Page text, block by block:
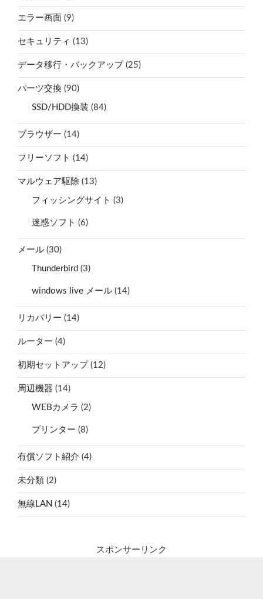
エラー画面 (9)
セキュリティ (13)
データ移行・バックアップ (25)
パーツ交換 (90)
SSD/HDD換装 (84)
ブラウザー (14)
フリーソフト (14)
マルウェア駆除 (13)
フィッシングサイト (3)
迷惑ソフト (6)
メール (30)
Thunderbird (3)
windows live メール (14)
リカバリー (14)
ルーター (4)
初期セットアップ (12)
周辺機器 (14)
WEBカメラ (2)
プリンター (8)
有償ソフト紹介 (4)
未分類 (2)
無線LAN (14)
スポンサーリンク